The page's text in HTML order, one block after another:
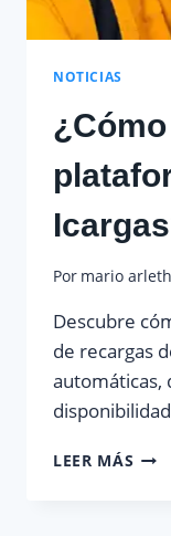
NOTICIAS
Por mario
Descubre
de recargas
automáticas,
LEER MÁS